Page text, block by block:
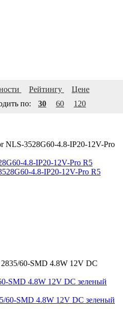
Рейтингу
Цене
по:
30 60 120
NLS-3528G60-4.8-IP20-12V-Pro
4.8-IP20-12V-Pro R5
60-SMD 4.8W 12V DC
SMD 4.8W 12V DC зеленый